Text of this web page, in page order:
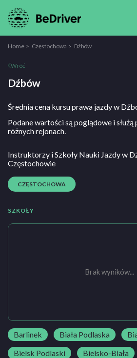
Home Częstochowa Dźbów
Wróć
Dźbów
Średnia cena kursu prawa jazdy w
Podane wartości są poglądowe i
różnych rejonach.
Instruktorzy i Szkoły Nauki Jazdy w
Częstochowie
CZĘSTOCHOWA
SZKOŁY
Brak wyników...
Barlinek Biała Podlaska
Bielsk Podlaski
Bielsko-Biała